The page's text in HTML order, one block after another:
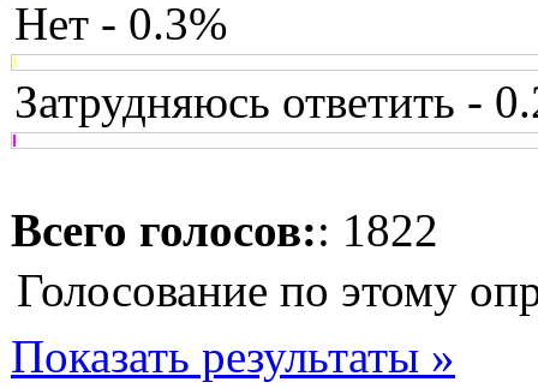
Нет - 0.3%
Затрудняюсь ответить -
Всего голосов:: 1822
Голосование по этому
Показать результаты »